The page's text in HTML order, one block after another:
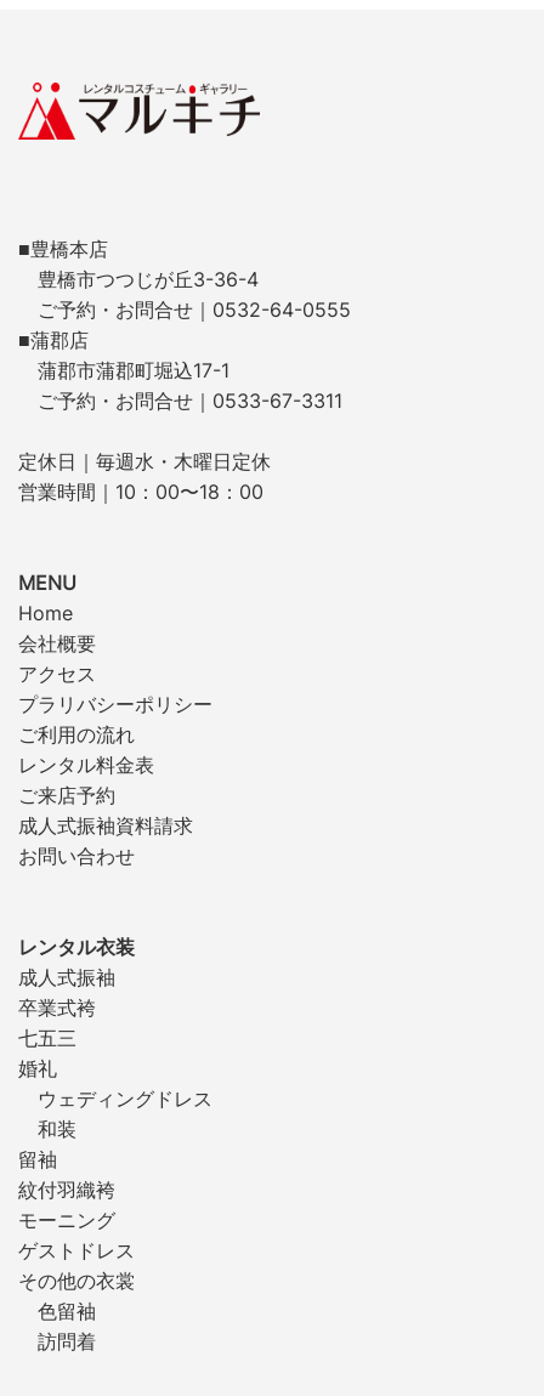
■豊橋本店
豊橋市つつじが丘3-36-4
ご予約・お問合せ｜0532-64-0555
■蒲郡店
蒲郡市蒲郡町堀込17-1
ご予約・お問合せ｜0533-67-3311
定休日｜毎週水・木曜日定休
営業時間｜10：00〜18：00
MENU
Home
会社概要
アクセス
プラリバシーポリシー
ご利用の流れ
レンタル料金表
ご来店予約
成人式振袖資料請求
お問い合わせ
レンタル衣装
成人式振袖
卒業式袴
七五三
婚礼
ウェディングドレス
和装
留袖
紋付羽織袴
モーニング
ゲストドレス
その他の衣裳
色留袖
訪問着